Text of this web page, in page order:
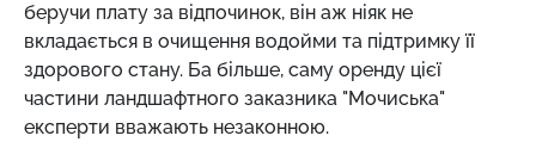
беручи плату за відпочинок, він аж ніяк не
вкладається в очищення водойми та підтримку її
здорового стану. Ба більше, саму оренду цієї
частини ландшафтного заказника "Мочиська"
експерти вважають незаконною.